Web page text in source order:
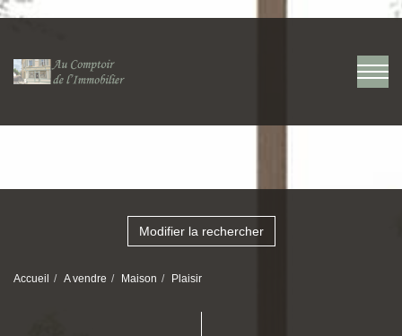
Modifier la rechercher
Accueil A vendre Maison Plaisir